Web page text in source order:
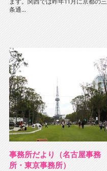
条通...
事務所だより（名古屋事務
所・東京事務所）